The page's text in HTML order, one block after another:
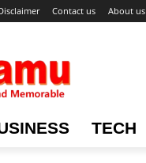
Contact us About us
TECH